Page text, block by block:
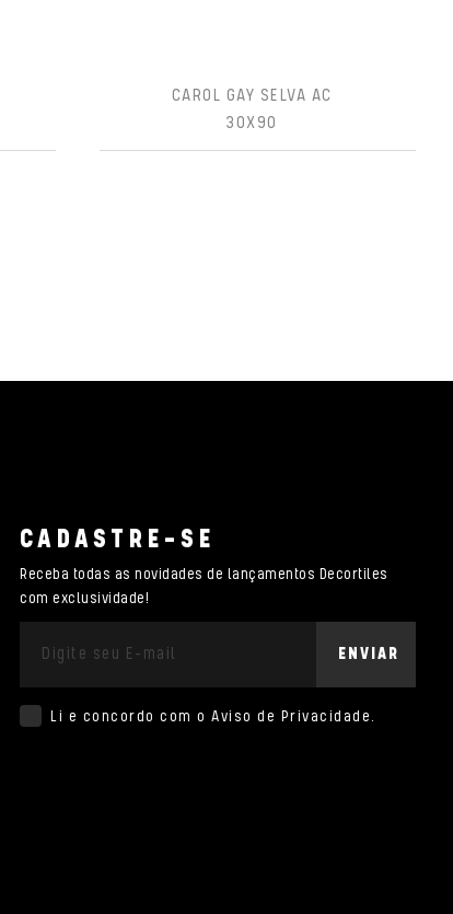
CAROL GAY SELVA AC
30X90
CADASTRE-SE
Receba todas as novidades de lançamentos Decortiles
com exclusividade!
ENVIAR
Li e concordo com o Aviso de Privacidade.